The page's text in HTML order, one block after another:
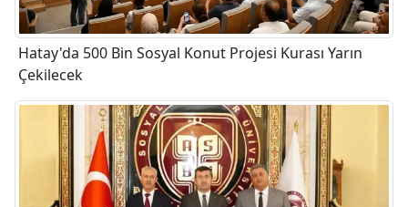
Hatay'da 500 Bin Sosyal Konut Projesi Kurası Yarın
Çekilecek